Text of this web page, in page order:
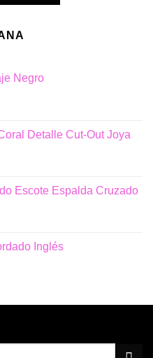
Negro
Detalle Cut-Out Joya
Escote Espalda Cruzado
Inglés